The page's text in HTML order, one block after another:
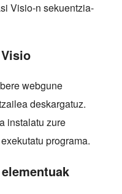
Visio-n sekuentzia-
webgune
deskargatuz.
instalatu zure
programa.